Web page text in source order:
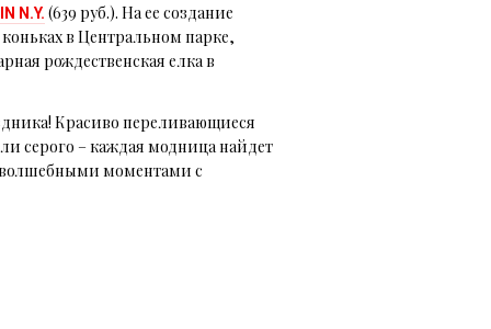
N.Y. (639 руб.). На ее создание
в Центральном парке,
рождественская елка в
Красиво переливающиеся
серого – каждая модница найдет
моментами с